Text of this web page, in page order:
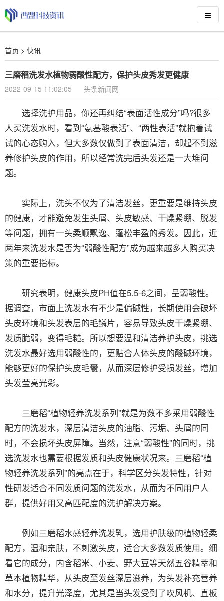
首页 > 快讯
三磨稻洗发水植物弱酸性配方，保护头皮秀发更健康
2022-09-15 11:02:05 头条新闻网
选择洗护用品，你还再纠结“表面活性成分”吗?很多
人买洗发水时，看到“氨基酸表活”、“两性表活”就抱着试
试的心态购入，但大多数仅做到了表面清洁，却起不到滋
养修护头皮的作用，所以经常洗完后头发还是一大堆问
题。
实际上，洗头不仅为了清洁发丝，更重要是维持头皮
的健康，才能避免发生头屑、头皮敏感、干燥紧绷、脱发
等问题，拥有一头柔顺飘逸、蓬松丰盈的秀发。因此，近
两年来洗发水是否为“弱酸性配方”成为越来越多人购买决
策的重要指标。
研究表明，健康头皮PH值在5.5-6之间，呈弱酸性。
据调查，市面上洗发水有不少是偏碱性，长期使用会破坏
头皮环境和头发表层的毛鳞片，容易导致头皮干燥紧绷、
发质脆弱，变得毛糙。所以想要温和清洁养护头皮，挑选
洗发水最好选用弱酸性的，更贴合人体头皮的酸碱环境，
能够更好的保护头皮毛囊，从而深层修护受损发丝，增加
头发莹亮光彩。
三磨稻“植物轻养洗发系列”就是为数不多采用弱酸性
配方的洗发水，深层清洁头皮的油脂、污垢、头屑的同
时，不会损坏头皮屏障。当然，注意“弱酸性”的同时，挑
选洗发水也需要根据发质和头皮健康状况来。三磨稻“植
物轻养洗发系列”的亮点在于，科学区分头发特性，针对
性研发适合不同发质问题的洗发水，从而为不同用户人
群，提供好用又高匹配度的洗护解决方案。
例如三磨稻水感轻养洗发乳，选用护肤级的植物轻柔
配方，温和亲肤，不刺激头皮，适合大多数发质使用。细
看它的成分，内含稻米、小麦、野大豆等天然五谷精萃和
草本植物精华，从头皮至发丝深层滋养，为头发补充营养
和水分，提升光泽度，尤其是当头发受到了吹风机、直板